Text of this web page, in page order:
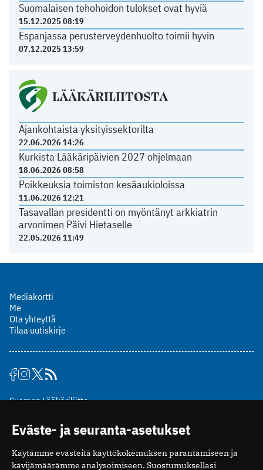
Suomalaisen tehohoidon tulokset ovat hyviä
15.12.2025 08:19
Espanjassa perusterveydenhuolto toimii hyvin
07.12.2025 13:59
LÄÄKÄRILIITOSTA
Ajankohtaista yksityissektorilta
22.06.2026 14:26
Kurkista Lääkäripäivien 2027 ohjelmaan
18.06.2026 08:58
Poikkeuksia toimiston kesäaukioloissa
11.06.2026 12:21
Tasavallan presidentti on myöntänyt arkkiatrin
arvonimen Päivi Hietaselle
22.05.2026 11:49
Mediakortti
Me
Ota yhteyttä
Tilaa uutiskirje
Suomen Lääkäriliitto
00510 Helsinki
puh. (09) 393 091
toimitus@potilaanlaakarilehti.fi
Eväste- ja seuranta-asetukset
Käytämme evästeitä käyttökokemuksen parantamiseen ja
kävijämäärämme analysoimiseen. Suostumuksellasi